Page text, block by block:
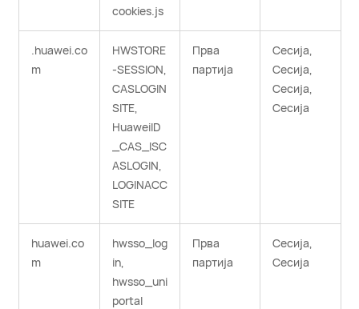
cookies.js
.huawei.co
m
HWSTORE
-SESSION,
CASLOGIN
SITE,
HuaweiID
_CAS_ISC
ASLOGIN,
LOGINACC
SITE
Прва
партија
Сесија,
Сесија,
Сесија,
Сесија
huawei.co
m
hwsso_log
in,
hwsso_uni
portal
Прва
партија
Сесија,
Сесија